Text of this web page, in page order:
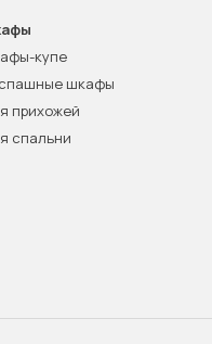
купе
шкафы
прихожей
спальни